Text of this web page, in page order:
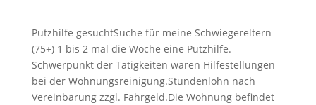
Putzhilfe gesuchtSuche für meine Schwiegereltern
(75+) 1 bis 2 mal die Woche eine Putzhilfe.
Schwerpunkt der Tätigkeiten wären Hilfestellungen
bei der Wohnungsreinigung.Stundenlohn nach
Vereinbarung zzgl. Fahrgeld.Die Wohnung befindet